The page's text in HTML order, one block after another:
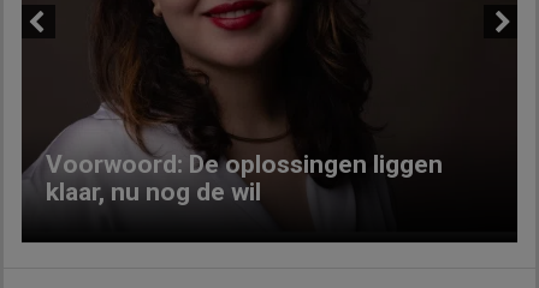
Voorwoord: De oplossingen liggen
klaar, nu nog de wil